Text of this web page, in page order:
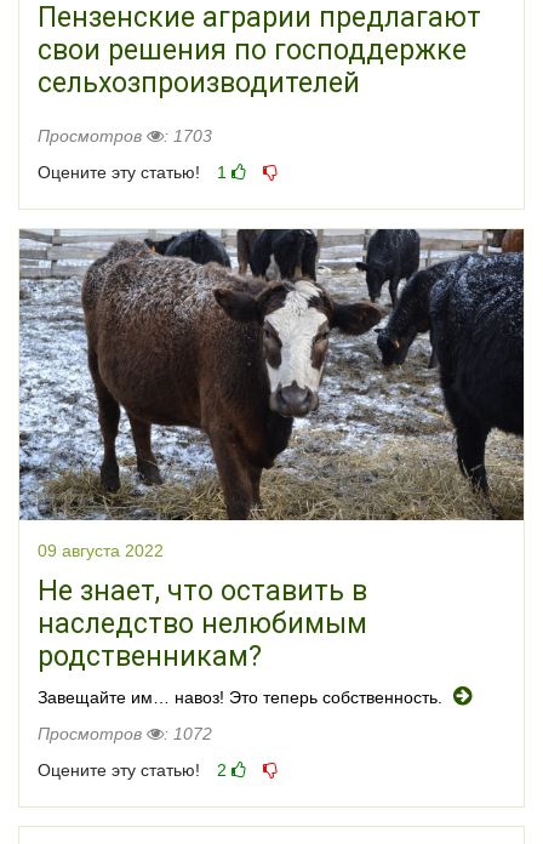
Пензенские аграрии предлагают
свои решения по господдержке
сельхозпроизводителей
Просмотров
: 1703
Оцените эту статью!
1
09 августа 2022
Не знает, что оставить в
наследство нелюбимым
родственникам?
Завещайте им… навоз! Это теперь собственность.
Просмотров
: 1072
Оцените эту статью!
2